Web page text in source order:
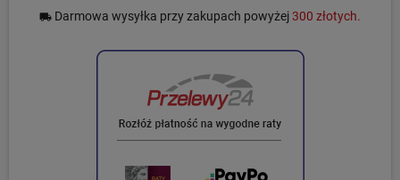
local_shipping Darmowa wysyłka przy zakupach powyżej300 złotych.